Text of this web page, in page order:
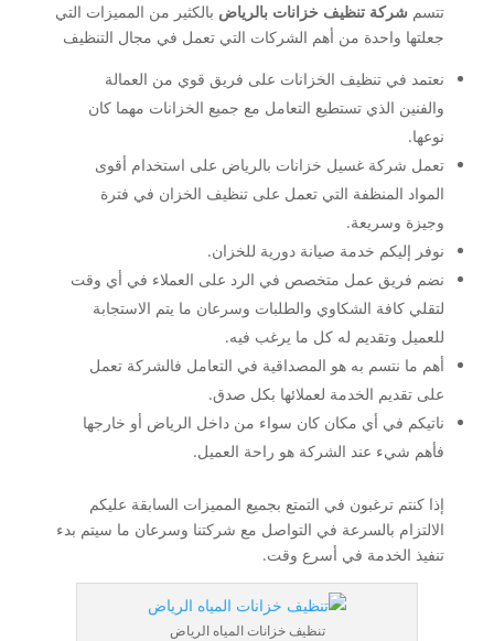
تتسم شركة تنظيف خزانات بالرياض بالكثير من المميزات التي
جعلتها واحدة من أهم الشركات التي تعمل في مجال التنظيف
نعتمد في تنظيف الخزانات على فريق قوي من العمالة
والفنين الذي تستطيع التعامل مع جميع الخزانات مهما كان
نوعها.
تعمل شركة غسيل خزانات بالرياض على استخدام أقوى
المواد المنظفة التي تعمل على تنظيف الخزان في فترة
وجيزة وسريعة.
نوفر إليكم خدمة صيانة دورية للخزان.
نضم فريق عمل متخصص في الرد على العملاء في أي وقت
لتقلي كافة الشكاوي والطلبات وسرعان ما يتم الاستجابة
للعميل وتقديم له كل ما يرغب فيه.
أهم ما نتسم به هو المصداقية في التعامل فالشركة تعمل
على تقديم الخدمة لعملائها بكل صدق.
ناتيكم في أي مكان كان سواء من داخل الرياض أو خارجها
فأهم شيء عند الشركة هو راحة العميل.
إذا كنتم ترغبون في التمتع بجميع المميزات السابقة عليكم
الالتزام بالسرعة في التواصل مع شركتنا وسرعان ما سيتم بدء
تنفيذ الخدمة في أسرع وقت.
تنظيف خزانات المياه الرياض